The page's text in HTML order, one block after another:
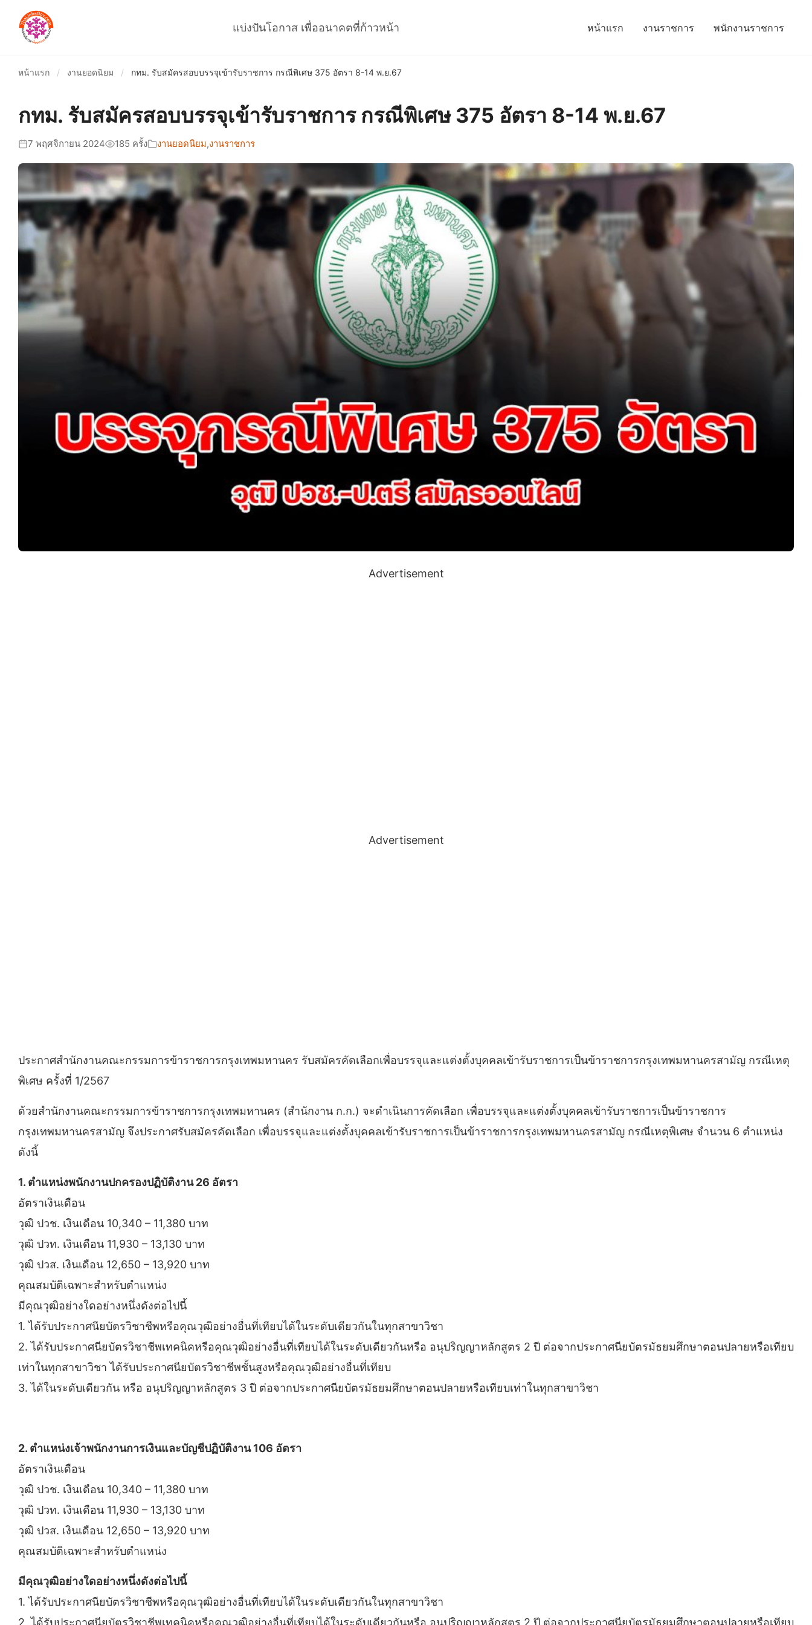
แบ่งปันโอกาส เพื่ออนาคตที่ก้าวหน้า หน้าแรก งานราชการ พนักงานราชการ
หน้าแรก / งานยอดนิยม / กทม. รับสมัครสอบบรรจุเข้ารับราชการ กรณีพิเศษ 375 อัตรา 8-14 พ.ย.67
กทม. รับสมัครสอบบรรจุเข้ารับราชการ กรณีพิเศษ 375 อัตรา 8-14 พ.ย.67
7 พฤศจิกายน 2024 185 ครั้ง งานยอดนิยม,งานราชการ
Advertisement
Advertisement
ประกาศสำนักงานคณะกรรมการข้าราชการกรุงเทพมหานคร รับสมัครคัดเลือกเพื่อบรรจุและแต่งตั้งบุคคลเข้ารับราชการเป็นข้าราชการกรุงเทพมหานครสามัญ กรณีเหตุ
พิเศษ ครั้งที่ 1/2567
ด้วยสํานักงานคณะกรรมการข้าราชการกรุงเทพมหานคร (สํานักงาน ก.ก.) จะดําเนินการคัดเลือก เพื่อบรรจุและแต่งตั้งบุคคลเข้ารับราชการเป็นข้าราชการ
กรุงเทพมหานครสามัญ จึงประกาศรับสมัครคัดเลือก เพื่อบรรจุและแต่งตั้งบุคคลเข้ารับราชการเป็นข้าราชการกรุงเทพมหานครสามัญ กรณีเหตุพิเศษ จํานวน 6 ตําแหน่ง
ดังนี้
1. ตำแหน่งพนักงานปกครองปฏิบัติงาน 26 อัตรา
อัตราเงินเดือน
วุฒิ ปวช. เงินเดือน 10,340 – 11,380 บาท
วุฒิ ปวท. เงินเดือน 11,930 – 13,130 บาท
วุฒิ ปวส. เงินเดือน 12,650 – 13,920 บาท
คุณสมบัติเฉพาะสําหรับตําแหน่ง
มีคุณวุฒิอย่างใดอย่างหนึ่งดังต่อไปนี้
1. ได้รับประกาศนียบัตรวิชาชีพหรือคุณวุฒิอย่างอื่นที่เทียบได้ในระดับเดียวกันในทุกสาขาวิชา
2. ได้รับประกาศนียบัตรวิชาชีพเทคนิคหรือคุณวุฒิอย่างอื่นที่เทียบได้ในระดับเดียวกันหรือ อนุปริญญาหลักสูตร 2 ปี ต่อจากประกาศนียบัตรมัธยมศึกษาตอนปลายหรือเทียบ
เท่าในทุกสาขาวิชา ได้รับประกาศนียบัตรวิชาชีพชั้นสูงหรือคุณวุฒิอย่างอื่นที่เทียบ
3. ได้ในระดับเดียวกัน หรือ อนุปริญญาหลักสูตร 3 ปี ต่อจากประกาศนียบัตรมัธยมศึกษาตอนปลายหรือเทียบเท่าในทุกสาขาวิชา
2. ตำแหน่งเจ้าพนักงานการเงินและบัญชีปฏิบัติงาน 106 อัตรา
อัตราเงินเดือน
วุฒิ ปวช. เงินเดือน 10,340 – 11,380 บาท
วุฒิ ปวท. เงินเดือน 11,930 – 13,130 บาท
วุฒิ ปวส. เงินเดือน 12,650 – 13,920 บาท
คุณสมบัติเฉพาะสําหรับตําแหน่ง
มีคุณวุฒิอย่างใดอย่างหนึ่งดังต่อไปนี้
1. ได้รับประกาศนียบัตรวิชาชีพหรือคุณวุฒิอย่างอื่นที่เทียบได้ในระดับเดียวกันในทุกสาขาวิชา
2. ได้รับประกาศนียบัตรวิชาชีพเทคนิคหรือคุณวุฒิอย่างอื่นที่เทียบได้ในระดับเดียวกันหรือ อนุปริญญาหลักสูตร 2 ปี ต่อจากประกาศนียบัตรมัธยมศึกษาตอนปลายหรือเทียบ